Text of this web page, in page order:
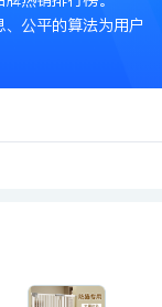
公平的算法为用户